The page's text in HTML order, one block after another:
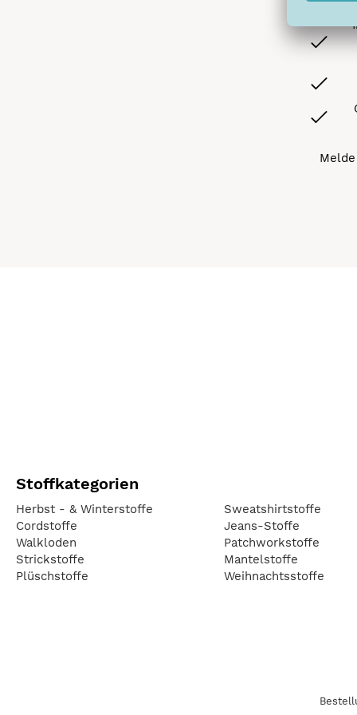
Stoffkategorien
Herbst - & Winterstoffe
Cordstoffe
Walkloden
Strickstoffe
Plüschstoffe
Sweatshirtstoffe
Jeans-Stoffe
Patchworkstoffe
Mantelstoffe
Weihnachtsstoffe